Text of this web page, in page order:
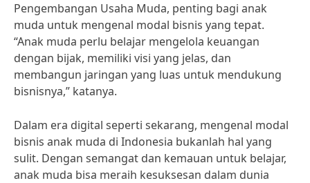
Pengembangan Usaha Muda, penting bagi anak
muda untuk mengenal modal bisnis yang tepat.
“Anak muda perlu belajar mengelola keuangan
dengan bijak, memiliki visi yang jelas, dan
membangun jaringan yang luas untuk mendukung
bisnisnya,” katanya.
Dalam era digital seperti sekarang, mengenal modal
bisnis anak muda di Indonesia bukanlah hal yang
sulit. Dengan semangat dan kemauan untuk belajar,
anak muda bisa meraih kesuksesan dalam dunia